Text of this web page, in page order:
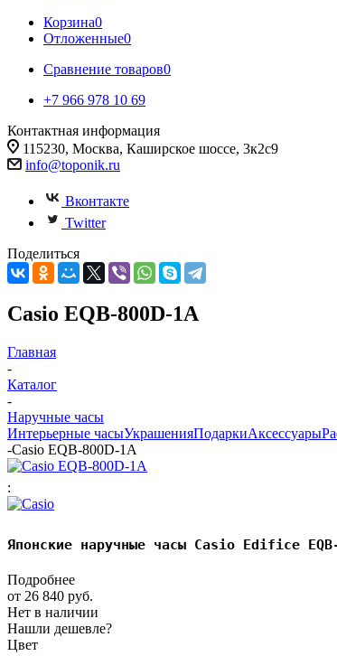
Корзина0
Отложенные0
Сравнение товаров0
+7 966 978 10 69
Контактная информация
115230, Москва, Каширское шоссе, 3к2с9
info@toponik.ru
Вконтакте
Twitter
Поделиться
Casio EQB-800D-1A
Главная
-
Каталог
-
Наручные часы
Интерьерные часыУкрашенияПодаркиАксессуары
-Casio EQB-800D-1A
:
Японские наручные часы Casio Edifice
Подробнее
от 26 840 руб.
Нет в наличии
Нашли дешевле?
Цвет